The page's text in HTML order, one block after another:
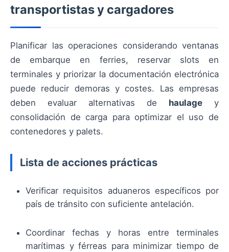
transportistas y cargadores
Planificar las operaciones considerando ventanas
de embarque en ferries, reservar slots en
terminales y priorizar la documentación electrónica
puede reducir demoras y costes. Las empresas
deben evaluar alternativas de haulage y
consolidación de carga para optimizar el uso de
contenedores y palets.
Lista de acciones prácticas
Verificar requisitos aduaneros específicos por
país de tránsito con suficiente antelación.
Coordinar fechas y horas entre terminales
marítimas y férreas para minimizar tiempo de